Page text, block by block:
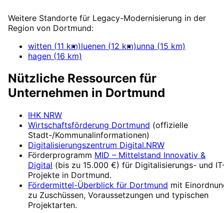
Weitere Standorte für Legacy-Modernisierung in der
Region von Dortmund:
witten (11 km)luenen (12 km)unna (15 km)
hagen (16 km)
Nützliche Ressourcen für
Unternehmen in Dortmund
IHK NRW
Wirtschaftsförderung Dortmund (offizielle
Stadt-/Kommunalinformationen)
Digitalisierungszentrum Digital.NRW
Förderprogramm MID – Mittelstand Innovativ &
Digital (bis zu 15.000 €) für Digitalisierungs- und
Projekte in Dortmund.
Fördermittel-Überblick für Dortmund mit
zu Zuschüssen, Voraussetzungen und typischen
Projektarten.